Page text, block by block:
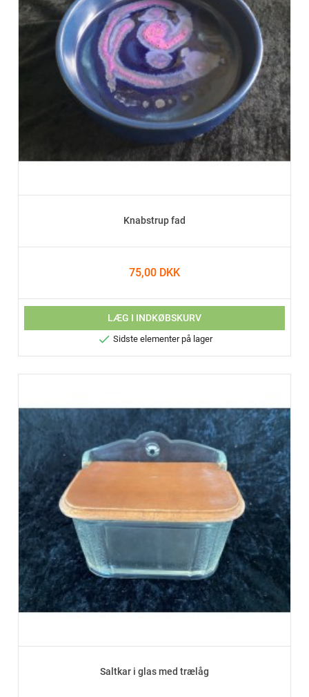
Knabstrup fad
75,00 DKK
LÆG I INDKØBSKURV
 Sidste elementer på lager
Saltkar i glas med trælåg